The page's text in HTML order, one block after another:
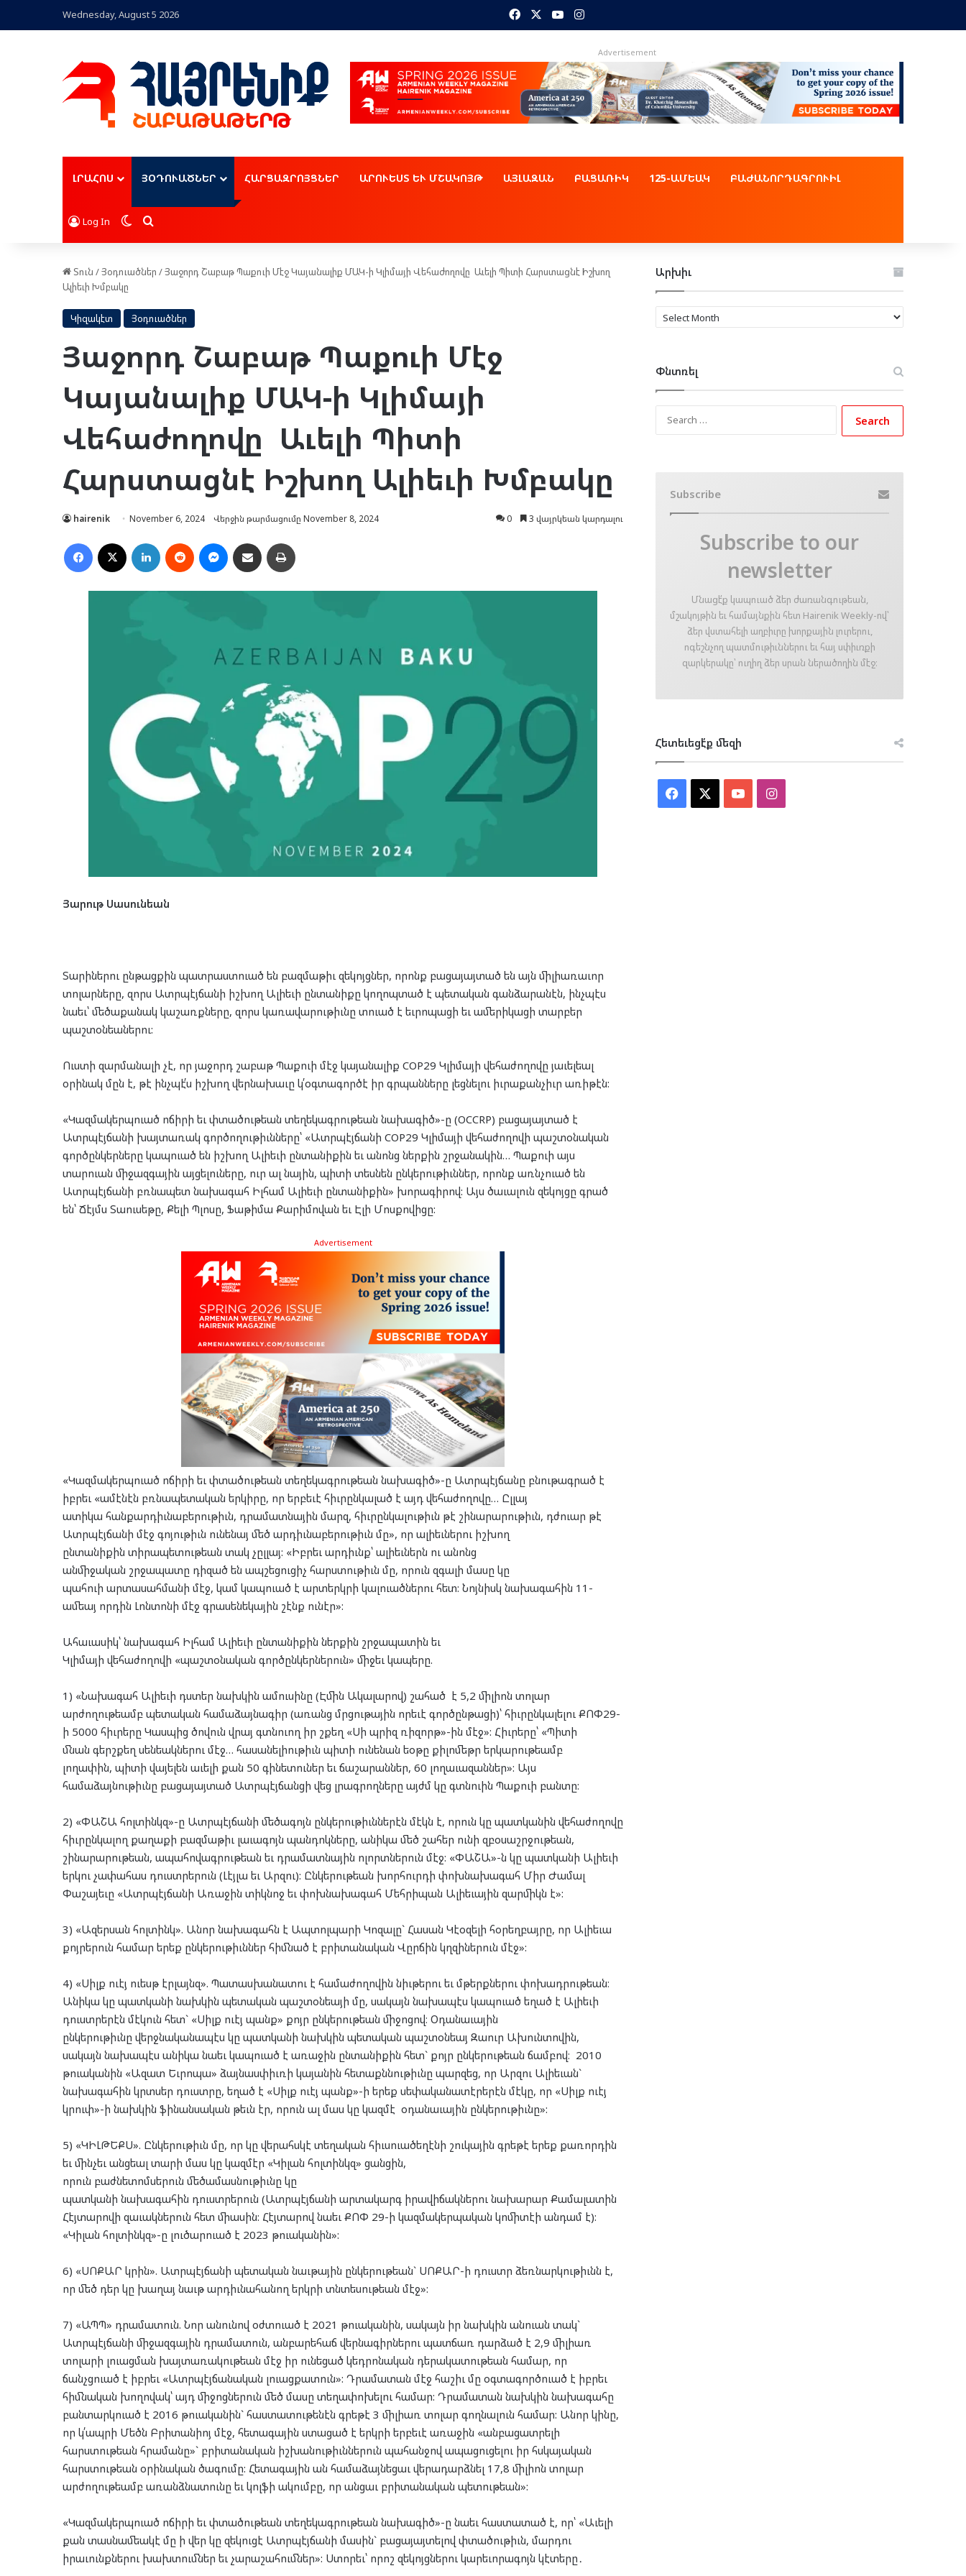
Wednesday, August 5 2026 FacebookYouTubeInstagram
Advertisement
ԼՐԱՀՈՍ ՅՕԴՈՒԱԾՆԵՐ ՀԱՐՑԱԶՐՈՅՑՆԵՐ ԱՐՈՒԵՍՏ ԵՒ ՄՇԱԿՈՅԹ ԱՅԼԱԶԱՆ ԲԱՑԱՌԻԿ 125-ԱՄԵԱԿ ԲԱԺԱՆՈՐԴԱԳՐՈՒԻԼ
Log In Switch skin
Որոնել
Տուն /Յօդուածներ /Յաջորդ Շաբ​աթ Պաքուի Մէջ Կայանալիք ՄԱԿ-ի Կլիմայի Վեհաժողովը Աւելի Պիտի Հարստացնէ Իշխող
Ալիեւի Խմբակը
Կիզակէտ Յօդուածներ
Յաջորդ Շաբ​աթ Պաքուի Մէջ
Կայանալիք ՄԱԿ-ի Կլիմայի
Վեհաժողովը Աւելի Պիտի
Հարստացնէ Իշխող Ալիեւի Խմբակը
hairenik November 6, 2024 Վերջին թարմացումը November 8, 2024 0 3 վայրկեան կարդալու
Facebook LinkedIn Reddit MessengerՈւղարկել նամակ
Յարութ Սասունեան
Տարիներու ընթացքին պատրաստուած են բազմաթիւ զեկոյցներ, որոնք բացայայտած են այն միլիառաւոր
տոլարները, զորս Ատրպէյճանի իշխող Ալիեւի ընտանիքը կողոպտած է պետական գանձարանէն, ինչպէս
նաեւ՝ մեծաքանակ կաշառքները, զորս կառավարութիւնը տուած է եւրոպացի եւ ամերիկացի տարբեր
պաշտօնեաներու:
Ուստի զարմանալի չէ, որ յաջորդ շաբաթ Պաքուի մէջ կայանալիք COP29 Կլիմայի վեհաժողովը յաւելեալ
օրինակ մըն է, թէ ինչպէ՛ս իշխող վերնախաւը կ՛օգտագործէ իր գրպանները լեցնելու իւրաքանչիւր առիթէն:
«Կազմակերպուած ոճիրի եւ փտածութեան տեղեկագրութեան նախագիծ»-ը (OCCRP) բացայայտած է
Ատրպէյճանի խայտառակ գործողութիւնները՝ «Ատրպէյճանի COP29 Կլիմայի վեհաժողովի պաշտօնական
գործընկերները կապուած են իշխող Ալիեւի ընտանիքին եւ անոնց ներքին շրջանակին… Պաքուի այս
տարուան միջազգային այցելուները, ուր ալ նային, պիտի տեսնեն ընկերութիւններ, որոնք առնչուած են
Ատրպէյճանի բռնապետ նախագահ Իլհամ Ալիեւի ընտանիքին» խորագիրով: Այս ծաւալուն զեկոյցը գրած
են՝ Ճէյմս Տաուսեթը, Քելի Պլոսը, Ֆաթիմա Քարիմովան եւ Էլի Մոսքովիցը:
Advertisement
«Կազմակերպուած ոճիրի եւ փտածութեան տեղեկագրութեան նախագիծ»-ը Ատրպէյճանը բնութագրած է
իբրեւ «ամէնէն բռնապետական երկիրը, որ երբեւէ հիւրընկալած է այդ վեհաժողովը… Ըլլայ
ատիկա հանքարդիւնաբերութիւն, դրամատնային մարզ, հիւրընկալութիւն թէ շինարարութիւն, դժուար թէ
Ատրպէյճանի մէջ գոյութիւն ունենայ մեծ արդիւնաբերութիւն մը», որ ալիեւներու իշխող
ընտանիքին տիրապետութեան տակ չըլլայ: «Իբրեւ արդիւնք՝ ալիեւներն ու անոնց
անմիջական շրջապատը դիզած են ապշեցուցիչ հարստութիւն մը, որուն զգալի մասը կը
պահուի արտասահմանի մէջ, կամ կապուած է արտերկրի կալուածներու հետ: Նոյնիսկ նախագահին 11-
ամեայ որդին Լոնտոնի մէջ գրասենեկային շէնք ունէր»:
Ահաւասիկ՝ նախագահ Իլհամ Ալիեւի ընտանիքին ներքին շրջապատին եւ
Կլիմայի վեհաժողովի «պաշտօնական գործընկերներուն» միջեւ կապերը.
1) «Նախագահ Ալիեւի դստեր նախկին ամուսինը (Էմին Ակալարով) շահած է 5,2 միլիոն տոլար
արժողութեամբ պետական համաձայնագիր (առանց մրցութային որեւէ գործընթացի)՝ հիւրընկալելու ՔՈՓ29-
ի 5000 հիւրերը Կասպից ծովուն վրայ գտնուող իր շքեղ «Սի պրիզ ռիզորթ»-ին մէջ»: Հիւրերը՝ «Պիտի
մնան գերշքեղ սենեակներու մէջ… հասանելիութիւն պիտի ունենան եօթը քիլոմեթր երկարութեամբ
լողափին, պիտի վայելեն աւելի քան 50 գինետուներ եւ ճաշարաններ, 60 լողաւազաններ»: Այս
համաձայնութիւնը բացայայտած Ատրպէյճանցի վեց լրագրողները այժմ կը գտնուին Պաքուի բանտը:
2) «ՓԱՇԱ հոլտինկզ»-ը Ատրպէյճանի մեծագոյն ընկերութիւններէն մէկն է, որուն կը պատկանին վեհաժողովը
հիւրընկալող քաղաքի բազմաթիւ լաւագոյն պանդոկները, անիկա մեծ շահեր ունի զբօսաշրջութեան,
շինարարութեան, ապահովագրութեան եւ դրամատնային ոլորտներուն մէջ: «ՓԱՇԱ»-ն կը պատկանի Ալիեւի
երկու չափահաս դուստրերուն (Լէյլա եւ Արզու): Ընկերութեան խորհուրդի փոխնախագահ Միր Ժամալ
Փաշայեւը «Ատրպէյճանի Առաջին տիկնոջ եւ փոխնախագահ Մեհրիպան Ալիեւային զարմիկն է»:
3) «Ազերսան հոլտինկ». Անոր նախագահն է Ապտոլպարի Կոզալը` Հասան Կէօզելի հօրեղբայրը, որ Ալիեւա
քոյրերուն համար երեք ընկերութիւններ հիմնած է բրիտանական Վըրճին կղզիներուն մէջ»:
4) «Սիլք ուէյ ուեսթ էրլայնզ». Պատասխանատու է համաժողովին նիւթերու եւ մթերքներու փոխադրութեան։
Անիկա կը պատկանի նախկին պետական պաշտօնեայի մը, սակայն նախապէս կապուած եղած է Ալիեւի
դուստրերէն մէկուն հետ` «Սիլք ուէյ պանք» քոյր ընկերութեան միջոցով։ Օդանաւային
ընկերութիւնը վերջնականապէս կը պատկանի նախկին պետական պաշտօնեայ Զաուր Ախունտովին,
սակայն նախապէս անիկա նաեւ կապուած է առաջին ընտանիքին հետ` քոյր ընկերութեան ճամբով։ 2010
թուականին «Ազատ Եւրոպա» ձայնասփիւռի կայանին հետաքննութիւնը պարզեց, որ Արզու Ալիեւան`
նախագահին կրտսեր դուստրը, եղած է «Սիլք ուէյ պանք»-ի երեք սեփականատէրերէն մէկը, որ «Սիլք ուէյ
կրուփ»-ի նախկին ֆինանսական թեւն էր, որուն ալ մաս կը կազմէ օդանաւային ընկերութիւնը»:
5) «ԿԻԼԹԵՔՍ». Ընկերութիւն մը, որ կը վերահսկէ տեղական հիւսուածեղէնի շուկային գրեթէ երեք քառորդին
եւ մինչեւ անցեալ տարի մաս կը կազմէր «Կիլան հոլտինկզ» ցանցին,
որուն բաժնետոմսերուն մեծամասնութիւնը կը
պատկանի նախագահին դուստրերուն (Ատրպէյճանի արտակարգ իրավիճակներու նախարար Քամալատին
Հէյտարովի զաւակներուն հետ միասին: Հէյտարով նաեւ ՔՈՓ 29-ի կազմակերպական կոմիտէի անդամ է):
«Կիլան հոլտինկզ»-ը լուծարուած է 2023 թուականին»:
6) «ՍՈՔԱՐ կրին». Ատրպէյճանի պետական նաւթային ընկերութեան` ՍՈՔԱՐ-ի դուստր ձեռնարկութիւնն է,
որ մեծ դեր կը խաղայ նաւթ արդիւնահանող երկրի տնտեսութեան մէջ»:
7) «ԱՊՊ» դրամատուն. Նոր անունով օժտուած է 2021 թուականին, սակայն իր նախկին անուան տակ`
Ատրպէյճանի միջազգային դրամատուն, անբարեհաճ վերնագիրներու պատճառ դարձած է 2,9 միլիառ
տոլարի լուացման խայտառակութեան մէջ իր ունեցած կեդրոնական դերակատութեան համար, որ
ճանչցուած է իբրեւ «Ատրպէյճանական լուացքատուն»: Դրամատան մէջ հաշիւ մը օգտագործուած է իբրեւ
հիմնական խողովակ՝ այդ միջոցներուն մեծ մասը տեղափոխելու համար: Դրամատան նախկին նախագահը
բանտարկուած է 2016 թուականին` հաստատութենէն գրեթէ 3 միլիառ տոլար գողնալուն համար: Անոր կինը,
որ կ՛ապրի Մեծն Բրիտանիոյ մէջ, հետագային ստացած է երկրի երբեւէ առաջին «անբացատրելի
հարստութեան հրամանը»` բրիտանական իշխանութիւններուն պահանջով ապացուցելու իր հսկայական
հարստութեան օրինական ծագումը: Հետագային ան համաձայնեցաւ վերադարձնել 17,8 միլիոն տոլար
արժողութեամբ առանձնատունը եւ կոլֆի ակումբը, որ անցաւ բրիտանական պետութեան»:
«Կազմակերպուած ոճիրի եւ փտածութեան տեղեկագրութեան նախագիծ»-ը նաեւ հաստատած է, որ՝ «Աւելի
քան տասնամեակէ մը ի վեր կը զեկուցէ Ատրպէյճանի մասին` բացայայտելով փտածութիւն, մարդու
իրաւունքներու խախտումներ եւ չարաշահումներ»: Ստորեւ՝ որոշ զեկոյցներու կարեւորագոյն կէտերը․
Արխիւ
Արխիւ
Փնտռել
Subscribe
Subscribe to our
newsletter
Մնացէ՛ք կապուած ձեր ժառանգութեան,
մշակոյթին եւ համայնքին հետ Hairenik Weekly-ով՝
ձեր վստահելի աղբիւրը խորքային լուրերու,
ոգեշնչող պատմութիւններու եւ հայ սփիւռքի
զարկերակը՝ ուղիղ ձեր սրան ներածողին մէջ։
Հետեւեցէ՛ք մեզի
Facebook YouTubeInstagram